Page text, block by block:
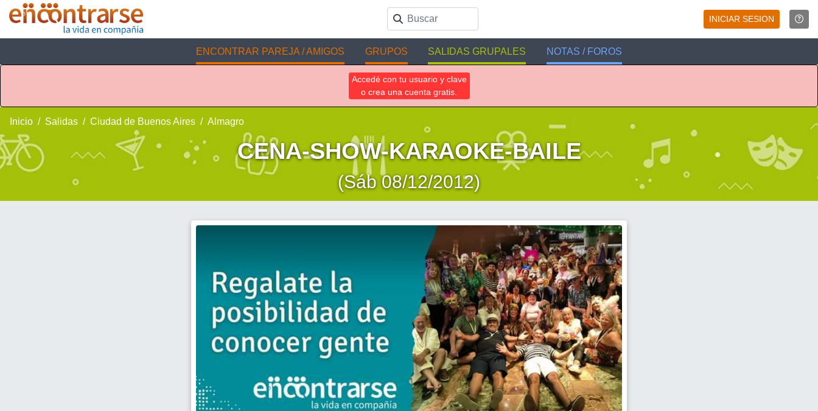
INICIAR SESION
ENCONTRAR PAREJA / AMIGOS GRUPOS SALIDAS GRUPALES NOTAS / FOROS
Accedé con tu usuario y clave
o crea una cuenta gratis.
Inicio Salidas Ciudad de Buenos Aires Almagro
CENA-SHOW-KARAOKE-BAILE
(Sáb 08/12/2012)